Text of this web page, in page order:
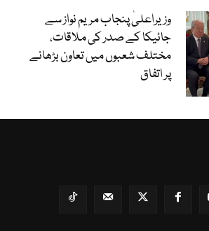
وزیراعلیٰ پنجاب مریم نواز سے
جائیکا کے صدر کی ملاقات،
مختلف شعبوں میں تعاون بڑھانے
پر اتفاق